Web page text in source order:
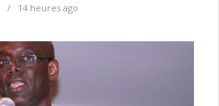
14 heures ago